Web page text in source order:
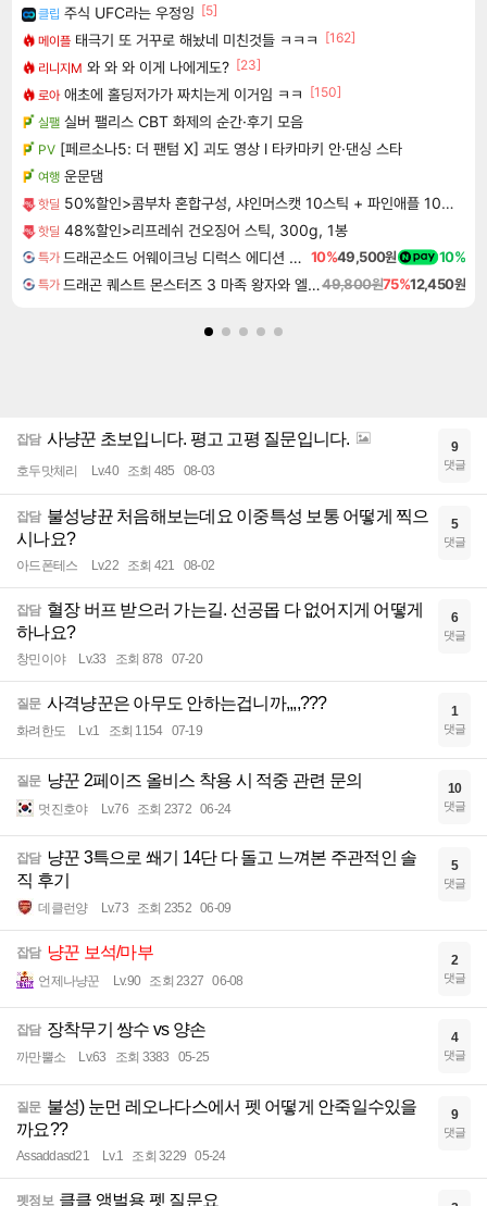
클립 주식 UFC라는 우정잉 [5]
메이플 태극기 또 거꾸로 해놨네 미친것들 ㅋㅋㅋ
[162]
리니지M 와 와 와 이게 나에게도? [23]
로아 애초에 홀딩저가가 짜치는게 이거임 ㅋㅋ
[150]
실팰 실버 팰리스 CBT 화제의 순간·후기 모음
PV [페르소나5: 더 팬텀 X] 괴도 영상 l 타카마키 안·댄싱 스타
여행 운문댐
핫딜 50%할인>콤부차 혼합구성, 샤인머스캣 10스틱 + 파인애플 10스틱 + 세븐베리 10스틱 + 피치 10스틱 + 레몬 10스틱, 1세트
핫딜 48%할인>리프레쉬 건오징어 스틱, 300g, 1봉
특가 드래곤소드 어웨이크닝 디럭스 에디션 DragonSword Awakening Deluxe Edition 10%49,500원 10%
특가 드래곤 퀘스트 몬스터즈 3 마족 왕자와 엘프의 여행 Dragon Quest Monsters The Dark Prince49,800원75%12,450원
잡담 사냥꾼 초보입니다. 평고 고평 질문입니다.
호두맛체리 Lv.40 조회 485 08-03
9
댓글
잡담 불성냥뀬 처음해보는데요 이중특성 보통 어떻게 찍으
시나요?
아드폰테스 Lv.22 조회 421 08-02
5
댓글
잡담 혈장 버프 받으러 가는길. 선공몹 다 없어지게 어떻게
하나요?
창민이야 Lv.33 조회 878 07-20
6
댓글
질문 사격냥꾼은 아무도 안하는겁니까,,,,???
화려한도 Lv.1 조회 1154 07-19
1
댓글
질문 냥꾼 2페이즈 올비스 착용 시 적중 관련 문의
멋진호야 Lv.76 조회 2372 06-24
10
댓글
잡담 냥꾼 3특으로 쐐기 14단 다 돌고 느껴본 주관적인 솔
직 후기
데클런양 Lv.73 조회 2352 06-09
5
댓글
잡담 냥꾼 보석/마부
언제나냥꾼 Lv.90 조회 2327 06-08
2
댓글
잡담 장착무기 쌍수 vs 양손
까만뿔소 Lv.63 조회 3383 05-25
4
댓글
질문 불성) 눈먼 레오나다스에서 펫 어떻게 안죽일수있을
까요??
Assaddasd21 Lv.1 조회 3229 05-24
9
댓글
펫정보 클클 앵벌용 펫 질문요